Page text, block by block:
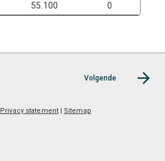
55.100 0
Volgende
Privacy statement| Sitemap